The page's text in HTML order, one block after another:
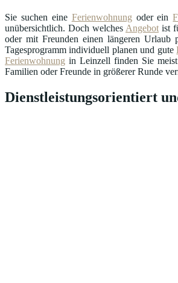
Sie suchen eine Ferienwohnung oder ein
unübersichtlich. Doch welches Angebot ist
oder mit Freunden einen längeren
Tagesprogramm individuell planen und gute
Ferienwohnung in Leinzell finden Sie
Familien oder Freunde in größerer Runde
Dienstleistungsorientiert